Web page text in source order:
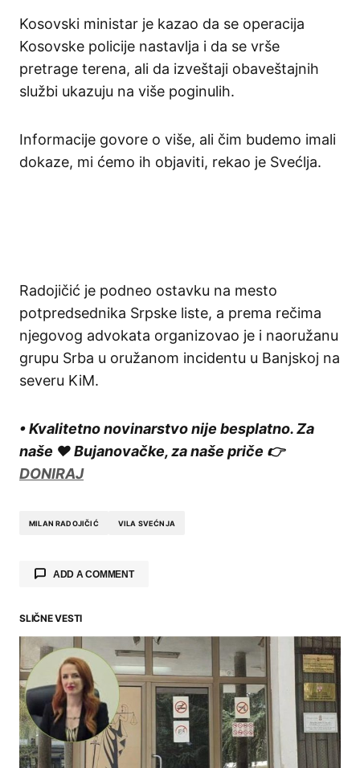
Kosovski ministar je kazao da se operacija
Kosovske policije nastavlja i da se vrše
pretrage terena, ali da izveštaji obaveštajnih
službi ukazuju na više poginulih.
Informacije govore o više, ali čim budemo imali
dokaze, mi ćemo ih objaviti, rekao je Svećlja.
Radojičić je podneo ostavku na mesto
potpredsednika Srpske liste, a prema rečima
njegovog advokata organizovao je i naoružanu
grupu Srba u oružanom incidentu u Banjskoj na
severu KiM.
• Kvalitetno novinarstvo nije besplatno. Za
naše ❤️ Bujanovačke, za naše priče 👉
DONIRAJ
MILAN RADOJIČIĆ VILA SVEĆNJA
ADD A COMMENT
Your email address will not be published.
Required fields are marked
Comment*
SLIČNE VESTI